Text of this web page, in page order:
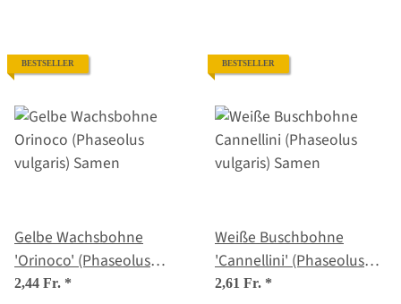
BESTSELLER
Gelbe Wachsbohne
'Orinoco' (Phaseolus
vulgaris) Samen
2,44 Fr. *
BESTSELLER
Weiße Buschbohne
'Cannellini' (Phaseolus
vulgaris) Samen
2,61 Fr. *